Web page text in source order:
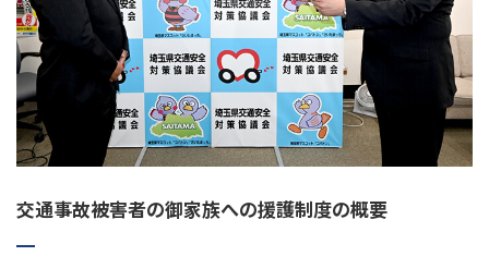
交通事故被害者の御家族への援護制度の概要